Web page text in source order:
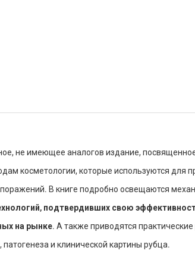
не имеющее аналогов издание,
косметологии, которые используются для
В книге подробно освещаются
подтвердивших свою
на рынке. А также приводятся
и клинической картины рубца.